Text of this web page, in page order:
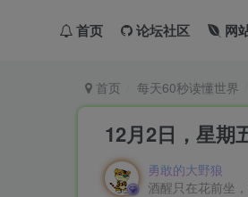
首页 论坛社区 网
首页 每天60秒读懂世界
12月2日，星期
勇敢的大野狼
酒醒只在花前坐